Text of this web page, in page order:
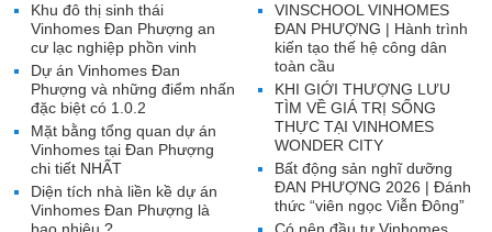
VINSCHOOL VINHOMES
ĐAN PHƯỢNG | Hành trình
kiến tạo thế hệ công dân
toàn cầu
KHI GIỚI THƯỢNG LƯU
TÌM VỀ GIÁ TRỊ SỐNG
THỰC TẠI VINHOMES
WONDER CITY
Bất động sản nghĩ dưỡng
ĐAN PHƯỢNG 2026 | Đánh
thức “viên ngọc Viễn Đông”
Khu đô thị sinh thái
Vinhomes Đan Phượng an
cư lạc nghiệp phồn vinh
Dự án Vinhomes Đan
Phượng và những điểm nhấn
đặc biệt có 1.0.2
Mặt bằng tổng quan dự án
Vinhomes tại Đan Phượng
chi tiết NHẤT
Diện tích nhà liền kề dự án
Vinhomes Đan Phượng là